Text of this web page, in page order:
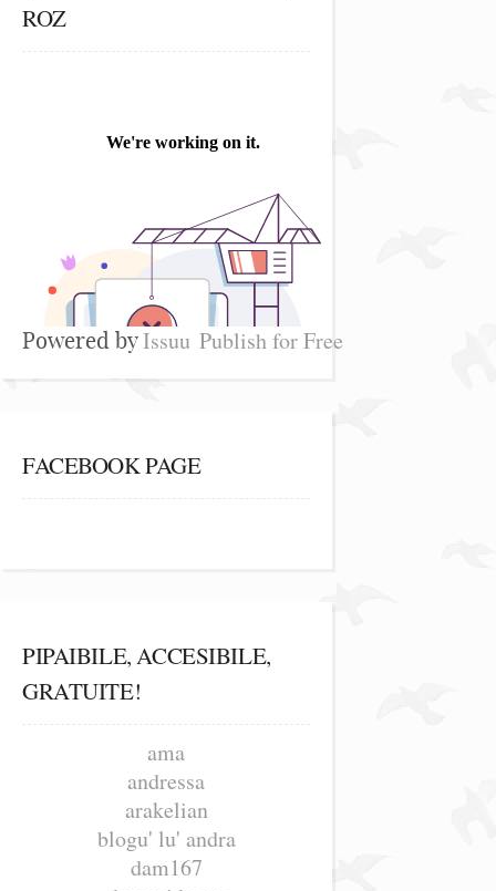
ROZ
Powered byIssuu Publish for Free
FACEBOOK PAGE
PIPAIBILE, ACCESIBILE,
GRATUITE!
ama
andressa
arakelian
blogu' lu' andra
dam167